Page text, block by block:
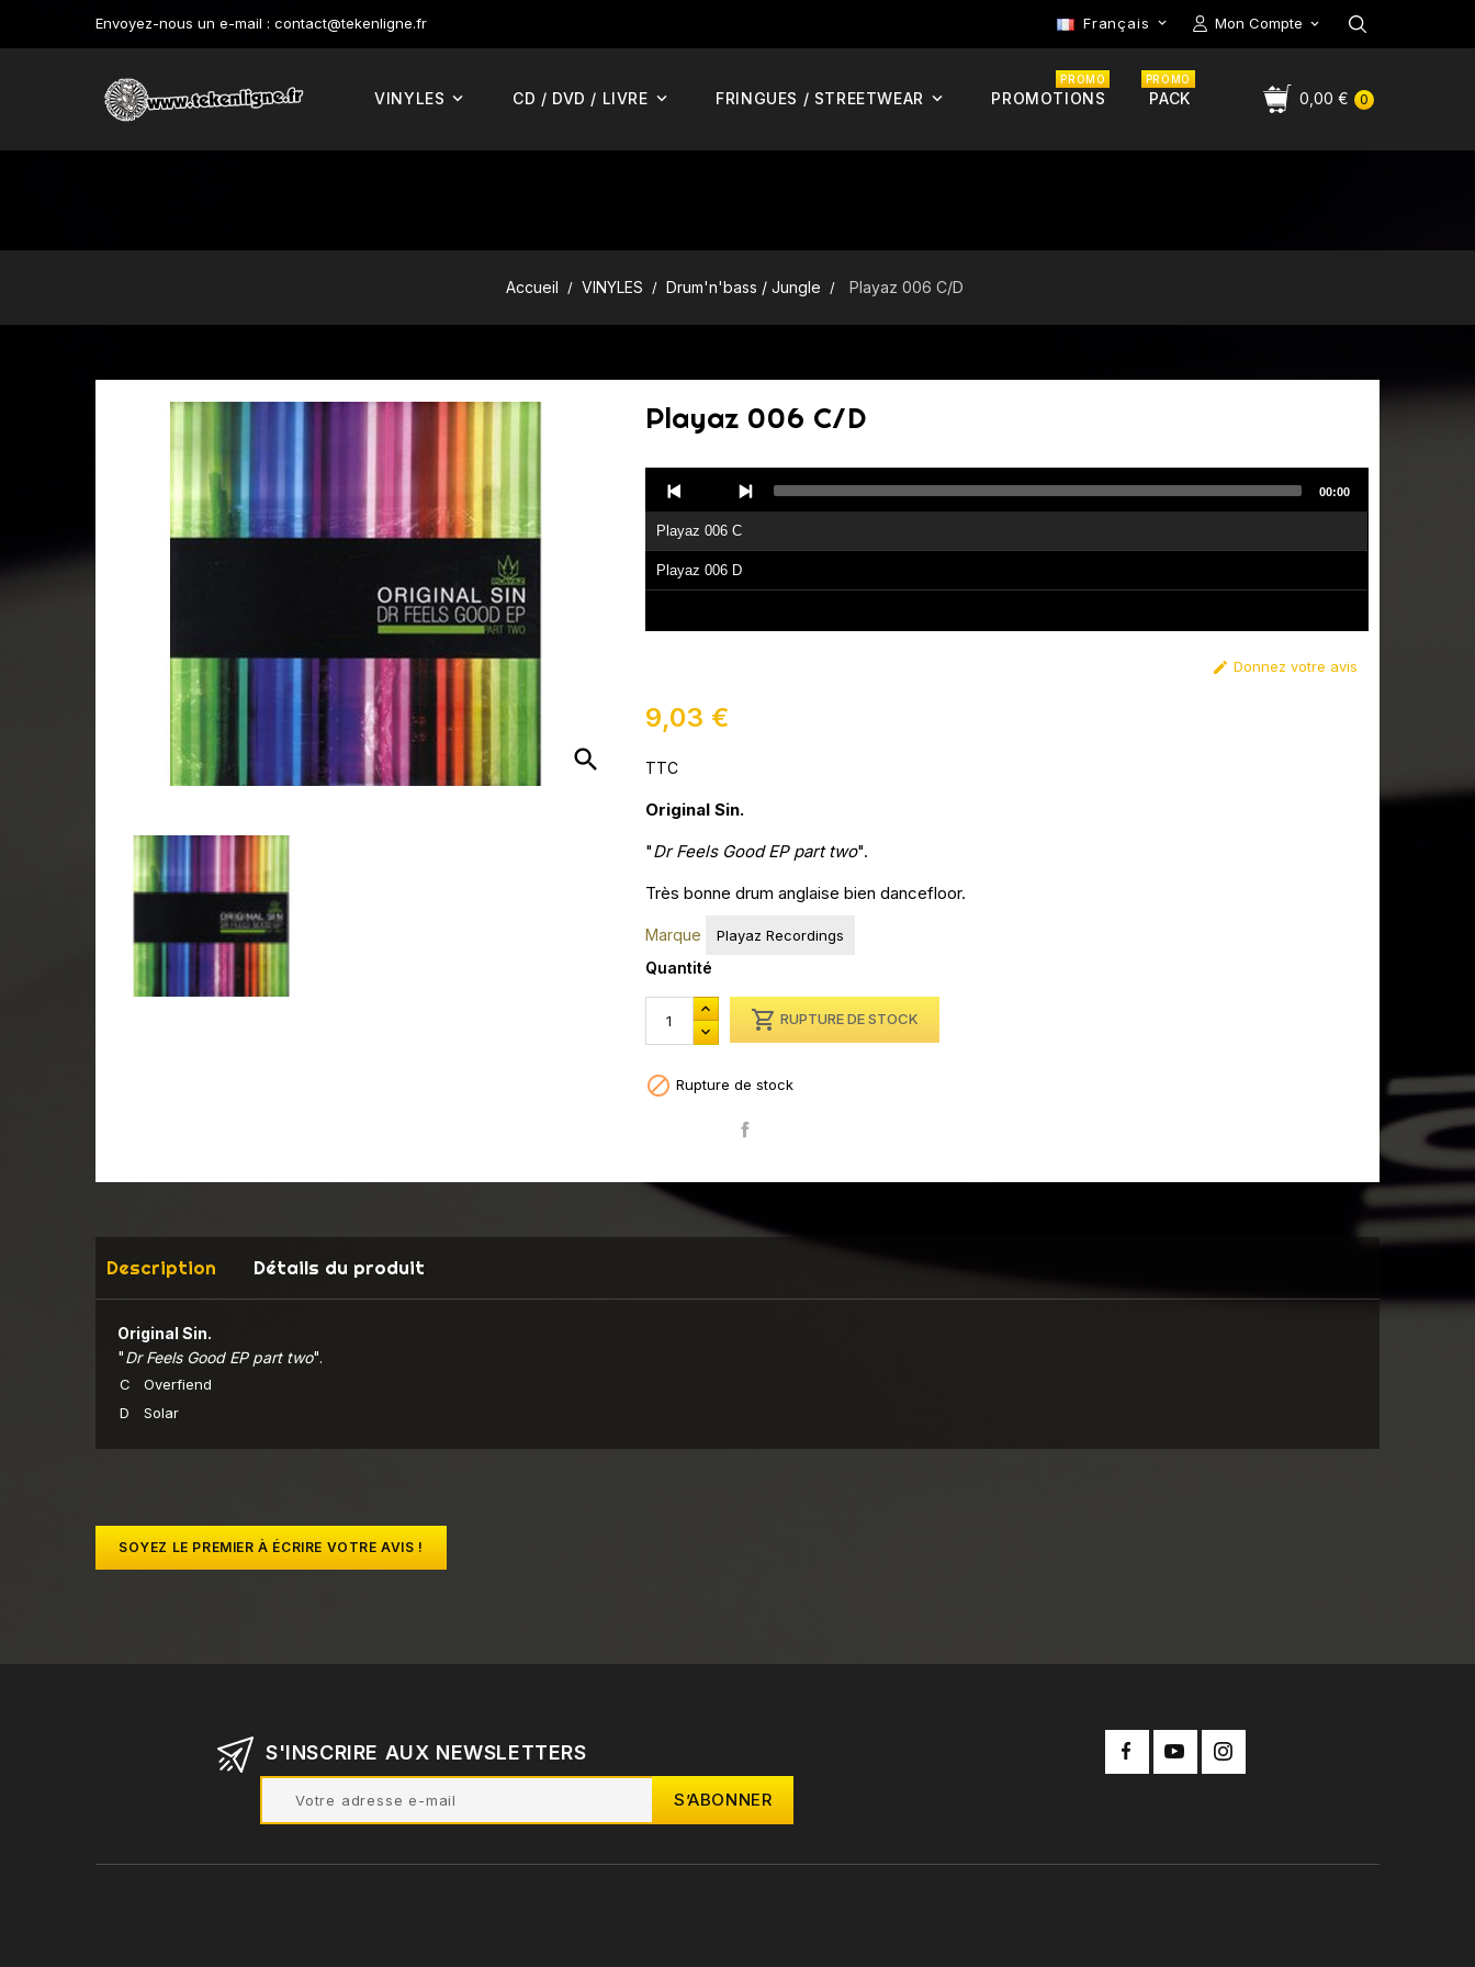
Envoyez-nous un e-mail : contact@tekenligne.fr Mon Compte
Français 
0
0,00 €
VINYLES CD / DVD / LIVRE FRINGUES / STREETWEAR PROMOTIONS
PROMO
PACK
PROMO
Accueil VINYLES Drum'n'bass / Jungle Playaz 006 C/D
search
Playaz 006 C/D
Player
Playaz 006 C
Playaz 006 D
00:00
 Donnez votre avis
9,03 €
TTC
Original Sin.
"Dr Feels Good EP part two".
Très bonne drum anglaise bien dancefloor.
Marque Playaz Recordings
Quantité
 RUPTURE DE STOCK
 Rupture de stock
Description Détails du produit
Original Sin.
"Dr Feels Good EP part two".
C
Overfiend
D
Solar
SOYEZ LE PREMIER À ÉCRIRE VOTRE AVIS !
S'INSCRIRE AUX NEWSLETTERS